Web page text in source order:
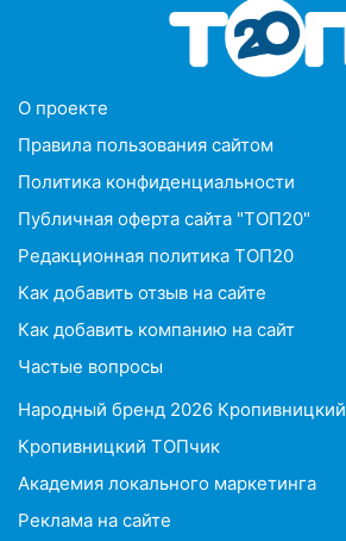
O проекте
Правила пользования сайтом
Политика конфиденциальности
Публичная оферта сайта "ТОП20"
Редакционная политика ТОП20
Как добавить отзыв на сайте
Как добавить компанию на сайт
Частые вопросы
Народный бренд 2026 Кропивницкий
Кропивницкий ТОПчик
Академия локального маркетинга
Реклама на сайте